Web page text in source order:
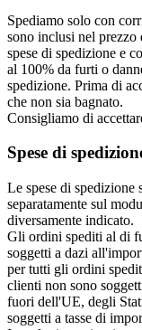
Spediamo solo con
sono inclusi nel prezzo
spese di spedizione e
al 100% da furti o
spedizione. Prima di
che non sia bagnato.
Consigliamo di
Spese di
Le spese di spedizione
separatamente sul
diversamente indicato.
Gli ordini spediti al di
soggetti a dazi
per tutti gli ordini
clienti non sono
fuori dell'UE, degli
soggetti a tasse di